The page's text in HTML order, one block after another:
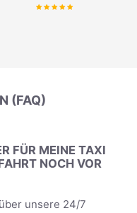
(FAQ)
FÜR MEINE TAXI
NOCH VOR
unsere 24/7